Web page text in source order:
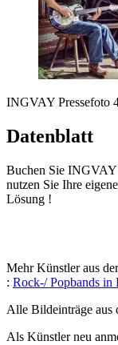
INGVAY Pressefoto
Datenblatt
Buchen Sie
nutzen Sie Ihre
Lösung !
Mehr Künstler aus
: Rock-/ Popbands in
Alle Bildeinträge aus
Als Künstler neu